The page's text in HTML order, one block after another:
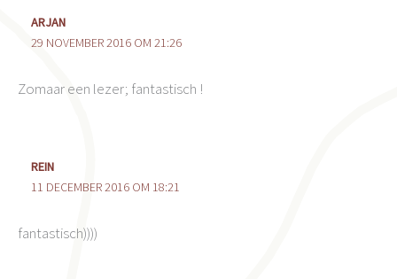
ARJAN
29 NOVEMBER 2016 OM 21:26
Zomaar een lezer; fantastisch !
REIN
11 DECEMBER 2016 OM 18:21
fantastisch))))